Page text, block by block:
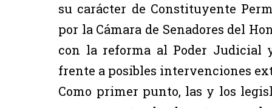
su carácter de Constituyente
por la Cámara de Senadores del
con la reforma al Poder Judicial
frente a posibles intervenciones
Como primer punto, las y los